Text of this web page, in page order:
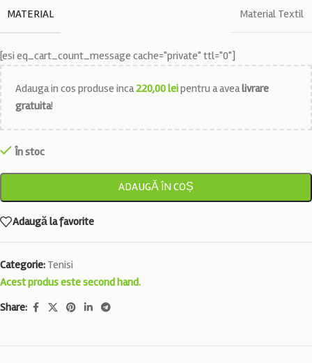
MATERIAL Material Textil
[esi eq_cart_count_message cache="private" ttl="0"]
Adauga in cos produse inca220,00leipentru a avealivrare
gratuita!
În stoc
ADAUGĂ ÎN COȘ
Adaugă la favorite
Categorie: Tenisi
Acest produs este second hand.
Share: